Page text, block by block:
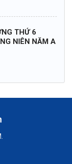
THỨ 6
NIÊN NĂM A